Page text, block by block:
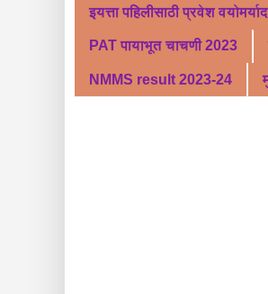
इयत्ता पहिलीसाठी प्रवेश
PAT पायाभूत चाचणी 2023
NMMS result 2023-24